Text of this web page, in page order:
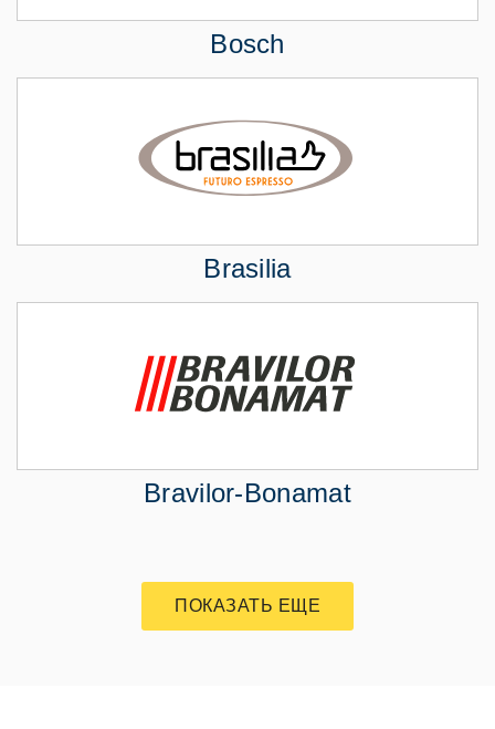
Bosch
Brasilia
Bravilor-Bonamat
ПОКАЗАТЬ ЕЩЕ